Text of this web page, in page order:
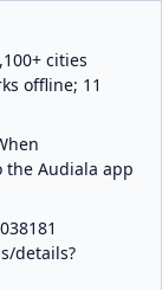
cities
offline; 11
the Audiala app
details?